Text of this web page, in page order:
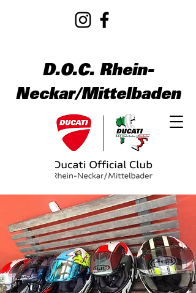
D.O.C. Rhein-
Neckar/Mittelbaden